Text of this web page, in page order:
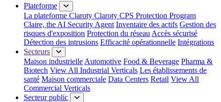
Plateforme
La plateforme Claroty Claroty CPS Protection Program
Claire, the AI Security Agent Inventaire des actifs Gestion des
risques d'exposition Protection du réseau Accès sécurisé
Détection des intrusions Efficacité opérationnelle Intégrations
Secteurs
Maison industrielle Automotive Food & Beverage Pharma &
Biotech View All Industrial Verticals Les établissements de
santé Maison commerciale Data Centers Retail View All
Commercial Verticals
Secteur public